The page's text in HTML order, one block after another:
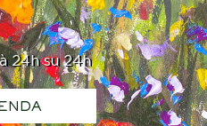
24h su 24h